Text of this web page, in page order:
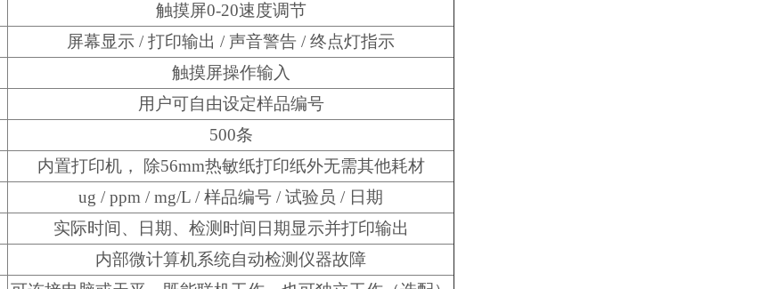
触摸屏0-20速度调节
屏幕显示 / 打印输出 / 声音警告 / 终点灯指示
触摸屏操作输入
用户可自由设定样品编号
500条
内置打印机， 除56mm热敏纸打印纸外无需其他耗材
ug / ppm / mg/L / 样品编号 / 试验员 / 日期
实际时间、日期、检测时间日期显示并打印输出
内部微计算机系统自动检测仪器故障